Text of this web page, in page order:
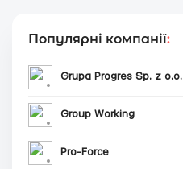
Популярні компанії:
Grupa Progres Sp. z o.o.
Group Working
Pro-Force